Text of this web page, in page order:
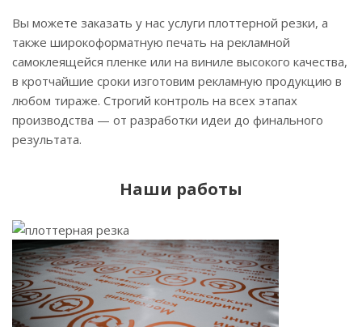
Вы можете заказать у нас услуги плоттерной резки, а
также широкоформатную печать на рекламной
самоклеящейся пленке или на виниле высокого качества,
в кротчайшие сроки изготовим рекламную продукцию в
любом тираже. Строгий контроль на всех этапах
производства — от разработки идеи до финального
результата.
Наши работы